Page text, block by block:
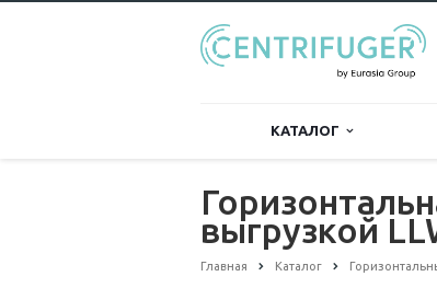
КАТАЛОГ
выгрузкой
Главная Каталог